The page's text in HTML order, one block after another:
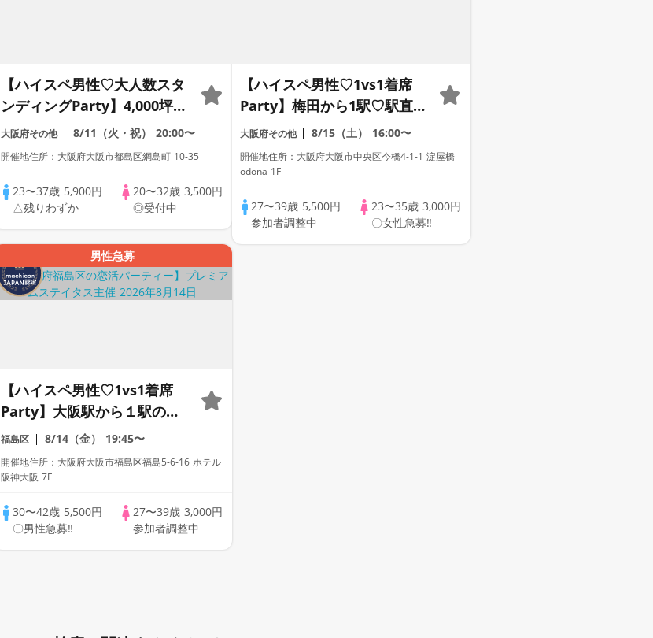
【ハイスペ男性♡大人数スタ
ンディングParty】4,000坪の
緑に包まれた都心の迎賓館
♡【男性ドレスコード有り♡
飲み放題♡【累計110万人突
破☆プレミアムステイタス
♡】
大阪府その他 8/11（火・祝） 20:00〜
開催地住所：大阪府大阪市都島区網島町 10-35
23〜37歳 5,900円
△残りわずか
20〜32歳 3,500円
◎受付中
【ハイスペ男性♡1vs1着席
Party】梅田から1駅♡駅直結
Dining【男性ドレスコード有
り♡資格証100%確認】ドリ
ンク飲み放題♡【毎週末金土
☆プレミアムステイタス
大阪府その他 8/15（土） 16:00〜
開催地住所：大阪府大阪市中央区今橋4-1-1 淀屋橋
odona 1F
27〜39歳 5,500円
参加者調整中
23〜35歳3,000円
〇女性急募‼
男性急募
【ハイスペ男性♡1vs1着席
Party】大阪駅から１駅のホ
テルBarで開催♡【男性ドレ
スコード有り♡資格証100%
確認】ドリンク飲み放題
計110万人突破☆プレミアム
ステイタス
福島区 8/14（金） 19:45〜
開催地住所：大阪府大阪市福島区福島5-6-16 ホテル
阪神大阪 7F
30〜42歳 5,500円
〇男性急募‼
27〜39歳 3,000円
参加者調整中